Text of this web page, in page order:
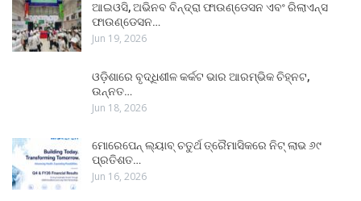
ଆଇଓସି, ଅଭିନବ ବିନ୍ଦ୍ରା ଫାଉଣ୍ଡେସନ ଏବଂ ରିଲାଏନ୍ସ
ଫାଉଣ୍ଡେସନ…
Jun 19, 2026
ଓଡ଼ିଶାରେ ବୃଦ୍ଧିଶୀଳ କର୍କଟ ଭାର ଆରମ୍ଭିକ ଚିହ୍ନଟ,
ଉନ୍ନତ…
Jun 18, 2026
ମୋରେପେନ୍ ଲ୍ୟାବ୍ ଚତୁର୍ଥ ତ୍ରୈମାସିକରେ ନିଟ୍ ଲାଭ ୬୯
ପ୍ରତିଶତ…
Jun 16, 2026